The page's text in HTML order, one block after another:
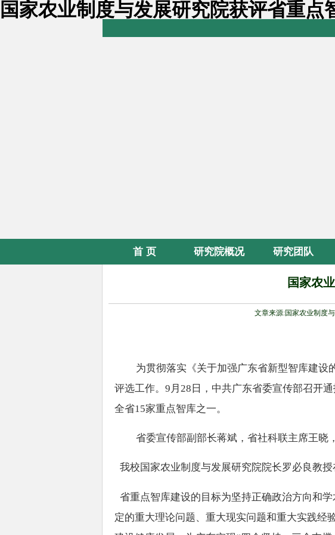
国家农业制度与发展研究院获评省重点
首 页 研究院概况 研究团队
国家农
文章来源:国家农业制度
为贯彻落实《关于加强广东省新型智库建设
评选工作。 9 月 28 日，中共广东省委宣传部召开
全省15家重点智库之一。
省委宣传部副部长蒋斌，省社科联主席王晓
我校国家农业制度与发展研究院院长罗必良教
省重点智库建设的目标为坚持正确政治方向和
定的重大理论问题、重大现实问题和重大实践经